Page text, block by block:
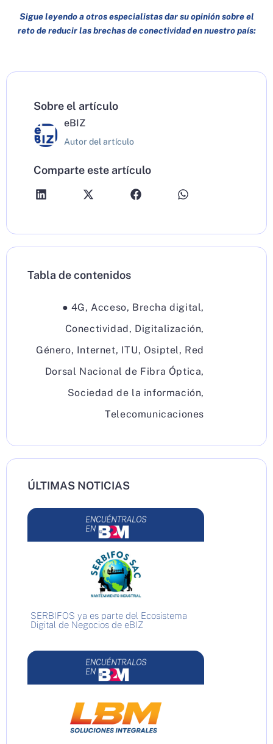
Sigue leyendo a otros especialistas dar su opinión sobre el
reto de reducir las brechas de conectividad en nuestro país:
Sobre el artículo
eBIZ
Autor del artículo
Comparte este artículo
Tabla de contenidos
● 4G,Acceso, Brecha digital,
Conectividad, Digitalización,
Género, Internet, ITU, Osiptel, Red
Dorsal Nacional de Fibra Óptica,
Sociedad de la información,
Telecomunicaciones
ÚLTIMAS NOTICIAS
SERBIFOS ya es parte del Ecosistema
Digital de Negocios de eBIZ